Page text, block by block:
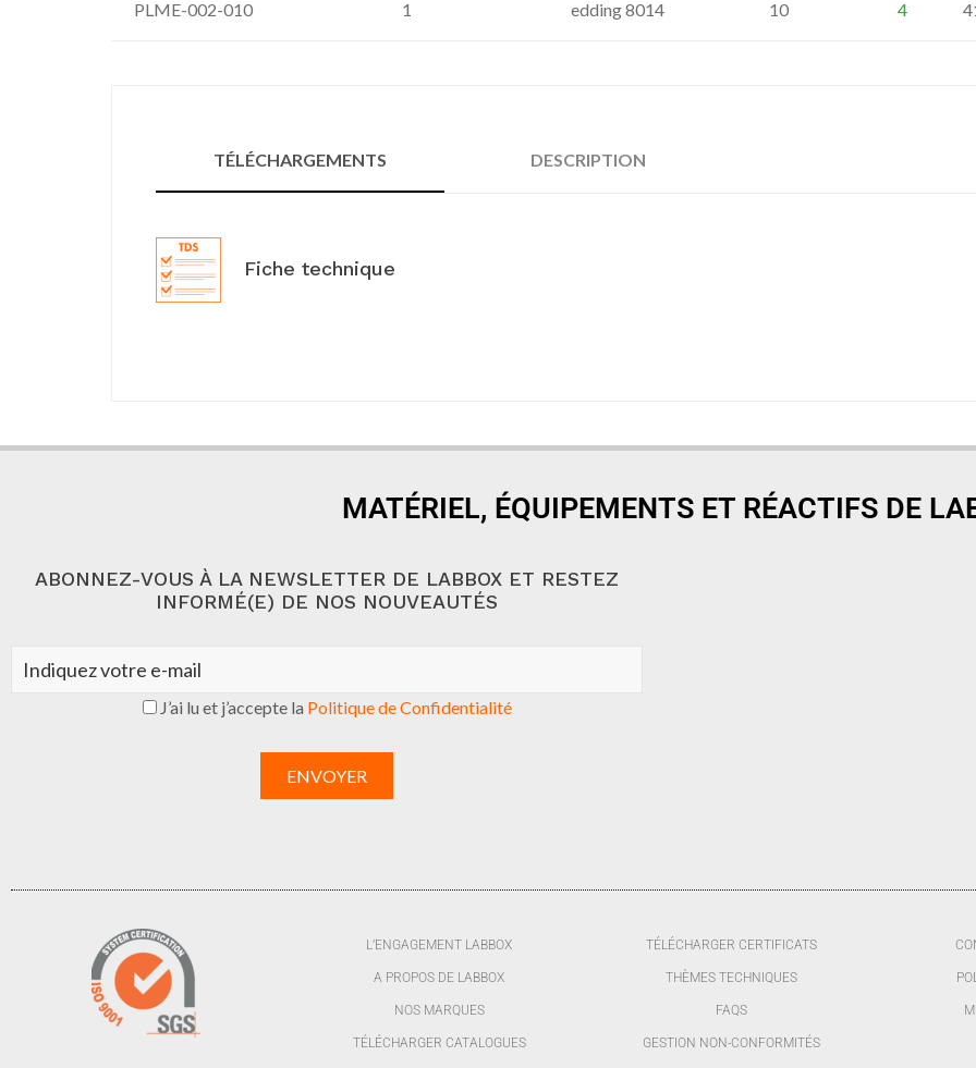
PLME-002-010 1 edding 8014 10 4
TÉLÉCHARGEMENTS DESCRIPTION
Fiche technique
MATÉRIEL, ÉQUIPEMENTS ET RÉACTIFS DE
ABONNEZ-VOUS À LA NEWSLETTER DE LABBOX ET RESTEZ
INFORMÉ(E) DE NOS NOUVEAUTÉS
J’ai lu et j’accepte la Politique de Confidentialité
L’ENGAGEMENT LABBOX
A PROPOS DE LABBOX
NOS MARQUES
TÉLÉCHARGER CATALOGUES
TÉLÉCHARGER CERTIFICATS
THÈMES TECHNIQUES
FAQS
GESTION NON-CONFORMITÉS